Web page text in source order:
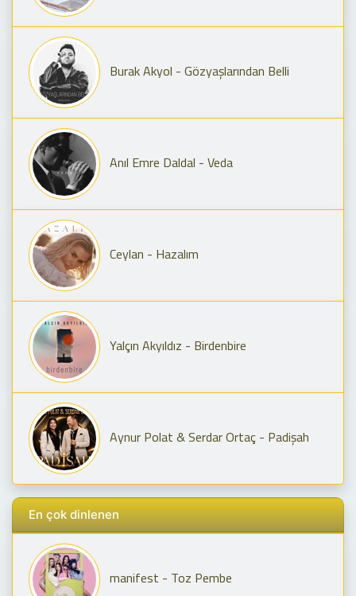
Burak Akyol - Gözyaşlarından Belli
Anıl Emre Daldal - Veda
Ceylan - Hazalım
Yalçın Akyıldız - Birdenbire
Aynur Polat & Serdar Ortaç - Padişah
En çok dinlenen
manifest - Toz Pembe